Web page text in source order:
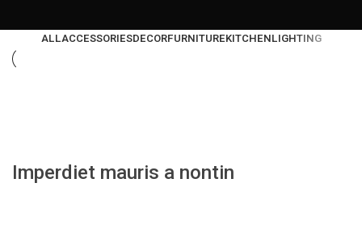
ALLACCESSORIESDECORFURNITUREKITCHENLIGHTING
Imperdiet mauris a nontin